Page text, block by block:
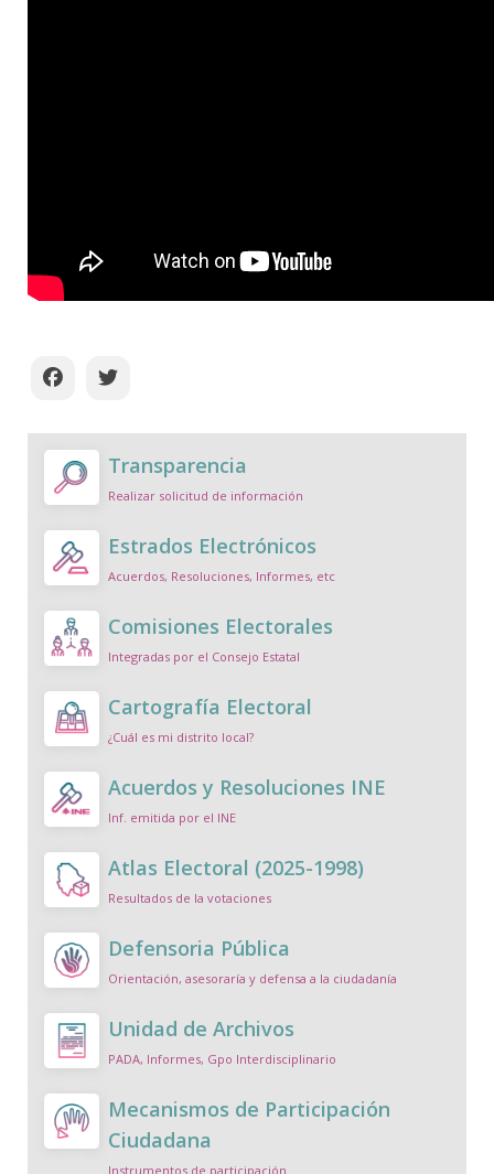
Transparencia
Realizar solicitud de información
Estrados Electrónicos
Acuerdos, Resoluciones, Informes, etc
Comisiones Electorales
Integradas por el Consejo Estatal
Cartografía Electoral
¿Cuál es mi distrito local?
Acuerdos y Resoluciones INE
Inf. emitida por el INE
Atlas Electoral (2025-1998)
Resultados de la votaciones
Defensoria Pública
Orientación, asesoraría y defensa a la ciudadanía
Unidad de Archivos
PADA, Informes, Gpo Interdisciplinario
Mecanismos de Participación
Ciudadana
Instrumentos de participación